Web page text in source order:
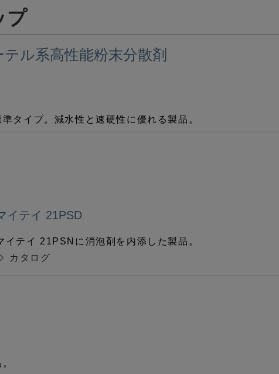
プ
ル系高性能粉末分散剤
タイプ。減水性と速硬性に優れる製品。
イテイ 21PSD
イテイ 21PSNに消泡剤を内添した製品。
カタログ